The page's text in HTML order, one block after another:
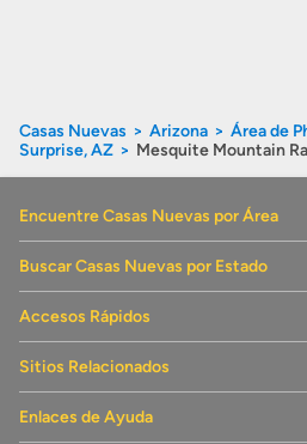
Casas Nuevas Arizona
Área de
Surprise, AZ
Mesquite Mountain
Encuentre Casas Nuevas por Área
Buscar Casas Nuevas por Estado
Accesos Rápidos
Sitios Relacionados
Enlaces de Ayuda